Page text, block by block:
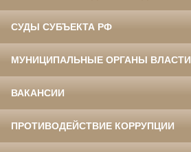
СУДЫ СУБЪЕКТА РФ
МУНИЦИПАЛЬНЫЕ ОРГАНЫ ВЛАСТИ
ВАКАНСИИ
ПРОТИВОДЕЙСТВИЕ КОРРУПЦИИ